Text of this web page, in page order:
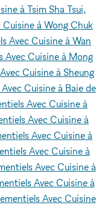
à Tsim Sha Tsui,
Cuisine à Wong Chuk
Avec Cuisine à Wan
Avec Cuisine à Mong
Cuisine à Sheung
Cuisine à Baie de
Avec Cuisine à
Avec Cuisine à
Avec Cuisine à
Avec Cuisine à
Avec Cuisine à
Avec Cuisine à
Avec Cuisine